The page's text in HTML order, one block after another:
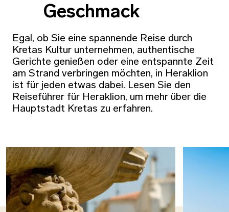
Geschmack
Egal, ob Sie eine spannende Reise durch
Kretas Kultur unternehmen, authentische
Gerichte genießen oder eine entspannte Zeit
am Strand verbringen möchten, in Heraklion
ist für jeden etwas dabei. Lesen Sie den
Reiseführer für Heraklion, um mehr über die
Hauptstadt Kretas zu erfahren.